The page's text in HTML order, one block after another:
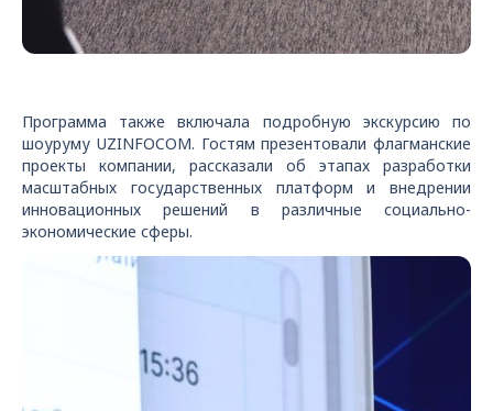
Программа также включала подробную экскурсию по
шоуруму UZINFOCOM. Гостям презентовали флагманские
проекты компании, рассказали об этапах разработки
масштабных государственных платформ и внедрении
инновационных решений в различные социально-
экономические сферы.